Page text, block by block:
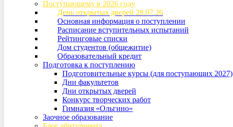
Поступающему в 2026 году
День открытых дверей 28.07.26
Основная информация о поступлении
Расписание вступительных испытаний
Рейтинговые списки
Дом студентов (общежитие)
Образовательный кредит
Подготовка к поступлению
Подготовительные курсы (для поступающих 2027)
Дни факультетов
Дни открытых дверей
Конкурс творческих работ
Гимназия «Ольгино»
Заочное образование